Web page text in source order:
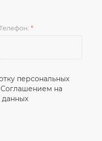
*
персональных
Соглашением на
данных